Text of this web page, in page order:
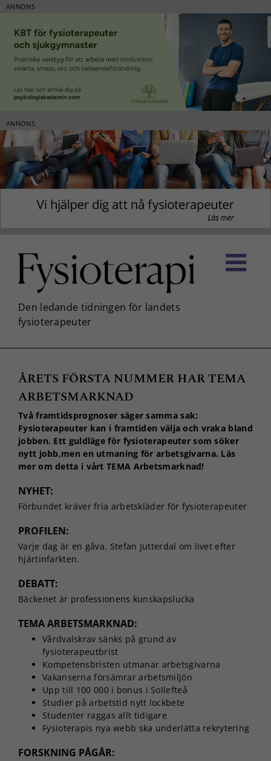
ANNONS
ANNONS
innehållet
ÅRETS FÖRSTA NUMMER HAR TEMA
ARBETSMARKNAD
Två framtidsprognoser säger samma sak:
Fysioterapeuter kan i framtiden välja och vraka bland
jobben. Ett guldläge för fysioterapeuter som söker
nytt jobb,men en utmaning för arbetsgivarna. Läs
mer om detta i vårt TEMA Arbetsmarknad!
NYHET:
Förbundet kräver fria arbetskläder för fysioterapeuter
PROFILEN:
Varje dag är en gåva. Stefan Jutterdal om livet efter
hjärtinfarkten.
DEBATT:
Bäckenet är professionens kunskapslucka
TEMA ARBETSMARKNAD:
Vårdvalskrav sänks på grund av
fysioterapeutbrist
Kompetensbristen utmanar arbetsgivarna
Vakanserna försämrar arbetsmiljön
Upp till 100 000 i bonus i Sollefteå
Studier på arbetstid nytt lockbete
Studenter raggas allt tidigare
Fysioterapis nya webb ska underlätta rekrytering
FORSKNING PÅGÅR: